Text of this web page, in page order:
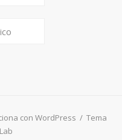
con WordPress / Tema